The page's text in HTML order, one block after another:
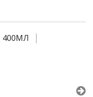
400МЛ